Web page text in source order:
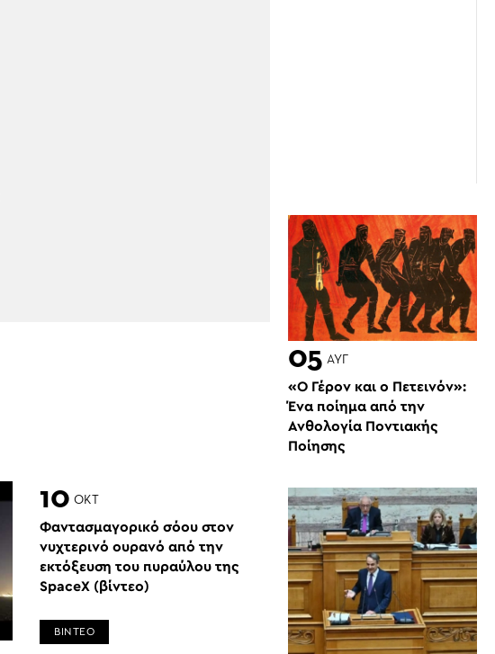
10 ΟΚΤ
Φαντασμαγορικό σόου στον
νυχτερινό ουρανό από την
εκτόξευση του πυραύλου της
SpaceX (βίντεο)
ΒΙΝΤΕΟ
05 ΑΥΓ
«Ο Γέρον και ο Πετεινόν»:
Ένα ποίημα από την
Ανθολογία Ποντιακής
Ποίησης